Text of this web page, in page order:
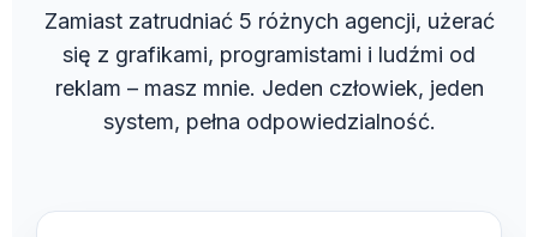
Zamiast zatrudniać 5 różnych agencji, użerać
się z grafikami, programistami i ludźmi od
reklam – masz mnie. Jeden człowiek, jeden
system, pełna odpowiedzialność.